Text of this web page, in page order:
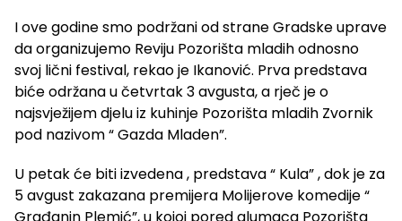
I ove godine smo podržani od strane Gradske uprave
da organizujemo Reviju Pozorišta mladih odnosno
svoj lični festival, rekao je Ikanović. Prva predstava
biće održana u četvrtak 3 avgusta, a rječ je o
najsvježijem djelu iz kuhinje Pozorišta mladih Zvornik
pod nazivom “ Gazda Mladen”.
U petak će biti izvedena , predstava “ Kula” , dok je za
5 avgust zakazana premijera Molijerove komedije “